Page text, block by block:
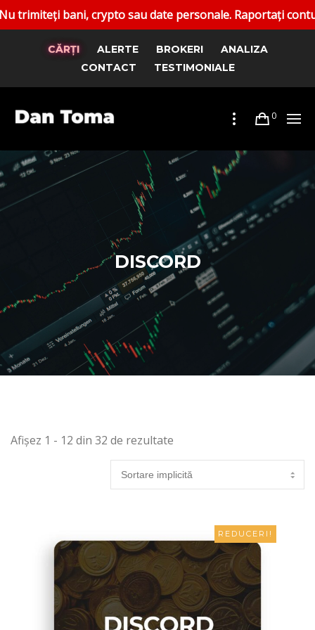
sau date personale. Raportați conturile false.
CĂRȚI ALERTE BROKERI
ANALIZA
CONTACT
TESTIMONIALE
0
DISCORD
Afișez 1 - 12 din 32 de rezultate
REDUCERI!